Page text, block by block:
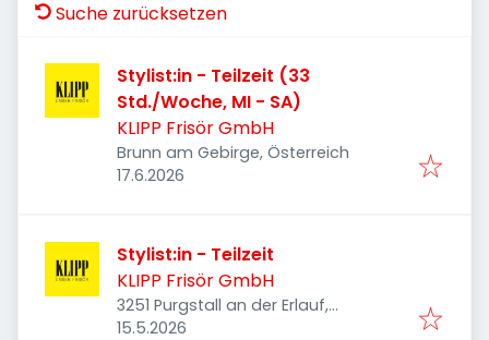
Suche zurücksetzen
Stylist:in - Teilzeit (33
Std./Woche, MI - SA)
KLIPP Frisör GmbH
Brunn am Gebirge, Österreich
Veröffentlicht
17.6.2026
Stylist:in - Teilzeit
KLIPP Frisör GmbH
3251 Purgstall an der Erlauf,
Österreich
Veröffentlicht
15.5.2026